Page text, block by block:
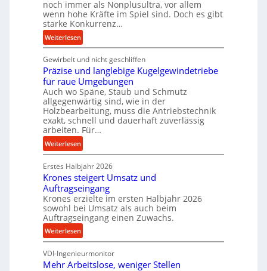
m
a
n
c
b
e
i
m
D
r
ü
c
k
p
r
o
z
e
s
s
noch immer als Nonplusultra, vor allem
wenn hohe Kräfte im Spiel sind. Doch es gibt
starke Konkurrenz…
Weiterlesen:
K
u
g
e
l
g
e
w
i
n
e
t
r
i
e
b
u
n
d
Gewirbelt und nicht geschliffen
Präzise und langlebige Kugelgewindetriebe
für raue Umgebungen
Auch wo Späne, Staub und Schmutz
allgegenwärtig sind, wie in der
Holzbearbeitung, muss die Antriebstechnik
exakt, schnell und dauerhaft zuverlässig
arbeiten. Für…
Weiterlesen:
P
r
ä
z
i
s
e
u
n
d
l
Erstes Halbjahr 2026
Krones steigert Umsatz und
Auftragseingang
Krones erzielte im ersten Halbjahr 2026
sowohl bei Umsatz als auch beim
Auftragseingang einen Zuwachs.
Weiterlesen:
K
r
o
VDI-Ingenieurmonitor
Mehr Arbeitslose, weniger Stellen